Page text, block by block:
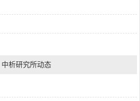
中析研究所动态